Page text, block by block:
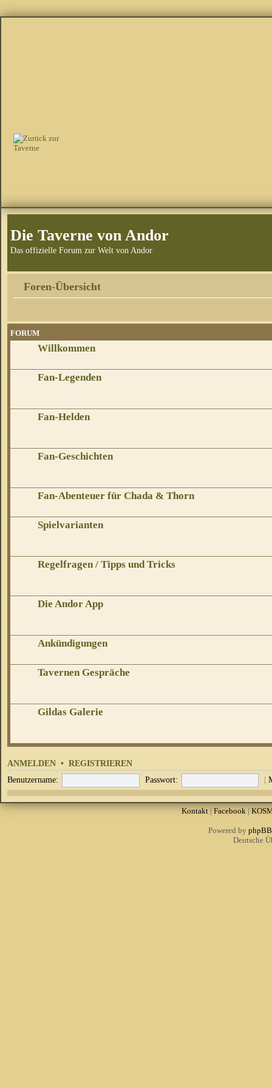
Die Taverne von Andor
Das offizielle Forum zur Welt von Andor
Foren-Übersicht
FORUM
Willkommen
Fan-Legenden
Fan-Helden
Fan-Geschichten
Fan-Abenteuer für Chada & Thorn
Spielvarianten
Regelfragen / Tipps und Tricks
Die Andor App
Ankündigungen
Tavernen Gespräche
Gildas Galerie
ANMELDEN • REGISTRIEREN
Benutzername: Passwort: |
Kontakt| Facebook|
Powered by phpBB
Deutsche